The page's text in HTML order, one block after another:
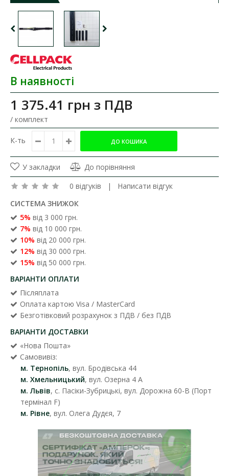
В наявності
1 375.41 грн з ПДВ
/ комплект
К-ть
У закладки
До порівняння
0 відгуків | Написати відгук
СИСТЕМА ЗНИЖОК
5% від 3 000 грн.
7% від 10 000 грн.
10% від 20 000 грн.
12% від 30 000 грн.
15% від 50 000 грн.
ВАРІАНТИ ОПЛАТИ
Післяплата
Оплата картою Visa / MasterCard
Безготівковий розрахунок з ПДВ / без ПДВ
ВАРІАНТИ ДОСТАВКИ
«Нова Пошта»
Самовивіз:
м. Тернопіль, вул. Бродівська 44
м. Хмельницький, вул. Озерна 4 А
м. Львів, с. Пасіки-Зубрицькі, вул. Дорожна 60-В (Порт
термінал F)
м. Рівне, вул. Олега Дудєя, 7